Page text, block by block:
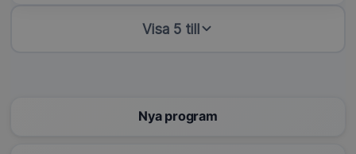
Visa 5 till
Nya program